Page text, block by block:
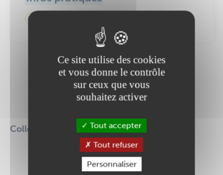
Une information manque
ou n'est pas à jour
Collectif de parents
Ce site utilise des cookies
et vous donne le contrôle
sur ceux que vous
souhaitez activer
Tout accepter
Tout refuser
Personnaliser